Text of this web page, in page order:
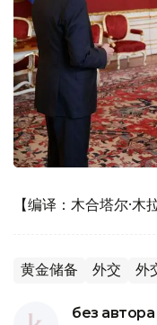
【编译：木合塔尔·木
黄金储备 外交 外
без автора